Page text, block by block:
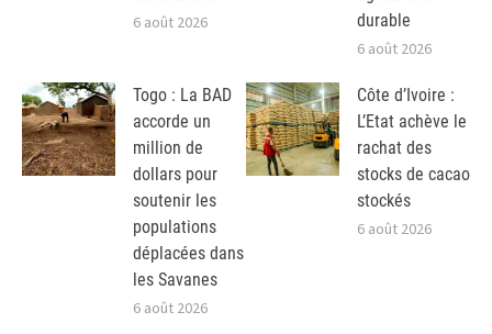
6 août 2026
durable
6 août 2026
Togo : La BAD
accorde un
million de
dollars pour
soutenir les
populations
déplacées dans
les Savanes
6 août 2026
Côte d’Ivoire :
L’Etat achève le
rachat des
stocks de cacao
stockés
6 août 2026